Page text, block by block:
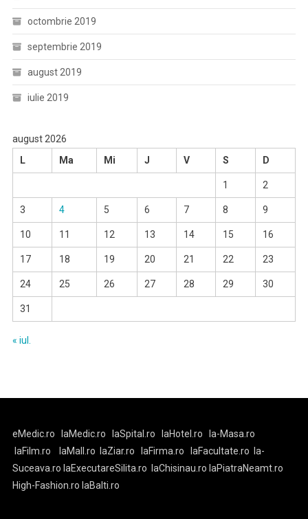
octombrie 2019
septembrie 2019
august 2019
iulie 2019
august 2026
L
Ma Mi J V S D
1 2
3 4 5 6 7 8 9
10 11 12 13 14 15 16
17 18 19 20 21 22 23
24 25 26 27 28 29 30
31
« iul.
eMedic.ro laMedic.ro laSpital.ro laHotel.ro
la-Masa.ro
laFilm.ro
laMall.ro laZiar.ro laFirma.ro laFacultate.ro
la-
Suceava.ro laExecutareSilita.ro laChisinau.ro laPiatraNeamt.ro
High-Fashion.ro laBalti.ro